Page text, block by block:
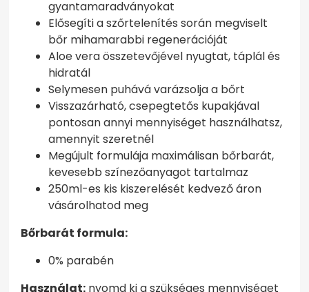
gyantamaradványokat
Elősegíti a szőrtelenítés során megviselt
bőr mihamarabbi regenerációját
Aloe vera összetevőjével nyugtat, táplál és
hidratál
Selymesen puhává varázsolja a bőrt
Visszazárható, csepegtetős kupakjával
pontosan annyi mennyiséget használhatsz,
amennyit szeretnél
Megújult formulája maximálisan bőrbarát,
kevesebb színezőanyagot tartalmaz
250ml-es kis kiszerelését kedvező áron
vásárolhatod meg
Bőrbarát formula:
0% parabén
Használat: nyomd ki a szükséges mennyiséget